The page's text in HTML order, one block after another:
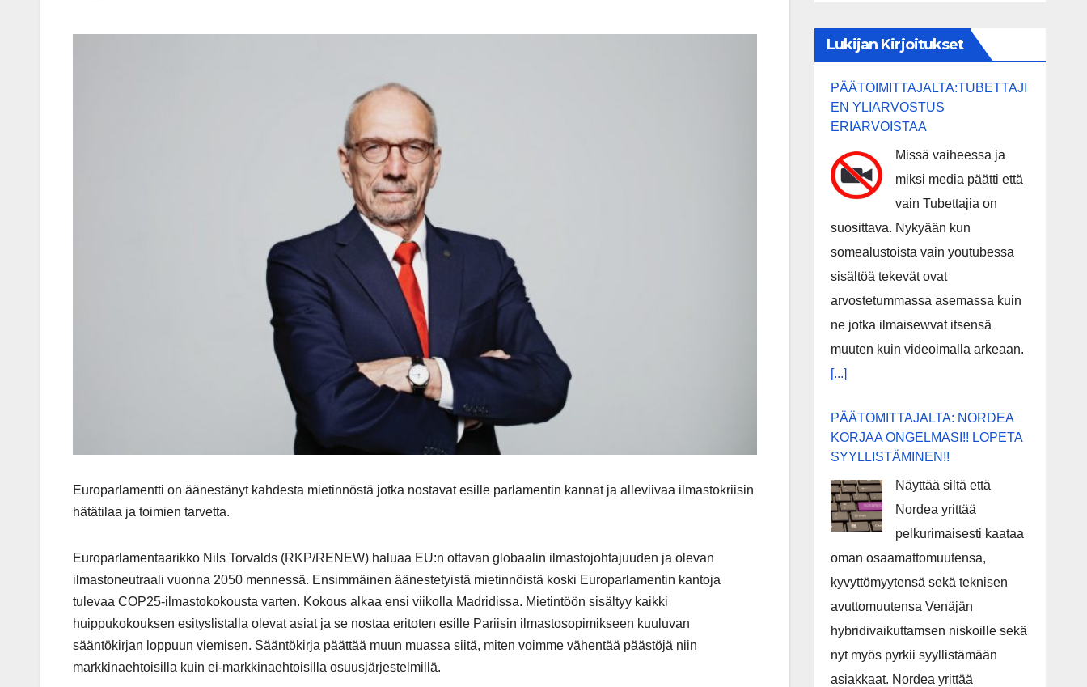
Europarlamentti on äänestänyt kahdesta mietinnöstä jotka nostavat esille parlamentin kannat ja alleviivaa ilmastokriisin
hätätilaa ja toimien tarvetta.
Europarlamentaarikko Nils Torvalds (RKP/RENEW) haluaa EU:n ottavan globaalin ilmastojohtajuuden ja olevan
ilmastoneutraali vuonna 2050 mennessä. Ensimmäinen äänestetyistä mietinnöistä koski Europarlamentin kantoja
tulevaa COP25-ilmastokokousta varten. Kokous alkaa ensi viikolla Madridissa. Mietintöön sisältyy kaikki
huippukokouksen esityslistalla olevat asiat ja se nostaa eritoten esille Pariisin ilmastosopimikseen kuuluvan
sääntökirjan loppuun viemisen. Sääntökirja päättää muun muassa siitä, miten voimme vähentää päästöjä niin
markkinaehtoisilla kuin ei-markkinaehtoisilla osuusjärjestelmillä.
Lukijan Kirjoitukset
PÄÄTOIMITTAJALTA:TUBETTAJI
EN YLIARVOSTUS
ERIARVOISTAA
Missä vaiheessa ja
miksi media päätti että
vain Tubettajia on
suosittava. Nykyään kun
somealustoista vain youtubessa
sisältöä tekevät ovat
arvostetummassa asemassa kuin
ne jotka ilmaisewvat itsensä
muuten kuin videoimalla arkeaan.
[...]
PÄÄTOMITTAJALTA: NORDEA
KORJAA ONGELMASI!! LOPETA
SYYLLISTÄMINEN!!
Näyttää siltä että
Nordea yrittää
pelkurimaisesti kaataa
oman osaamattomuutensa,
kyvyttömyytensä sekä teknisen
avuttomuutensa Venäjän
hybridivaikuttamsen niskoille sekä
nyt myös pyrkii syyllistämään
asiakkaat. Nordea yrittää